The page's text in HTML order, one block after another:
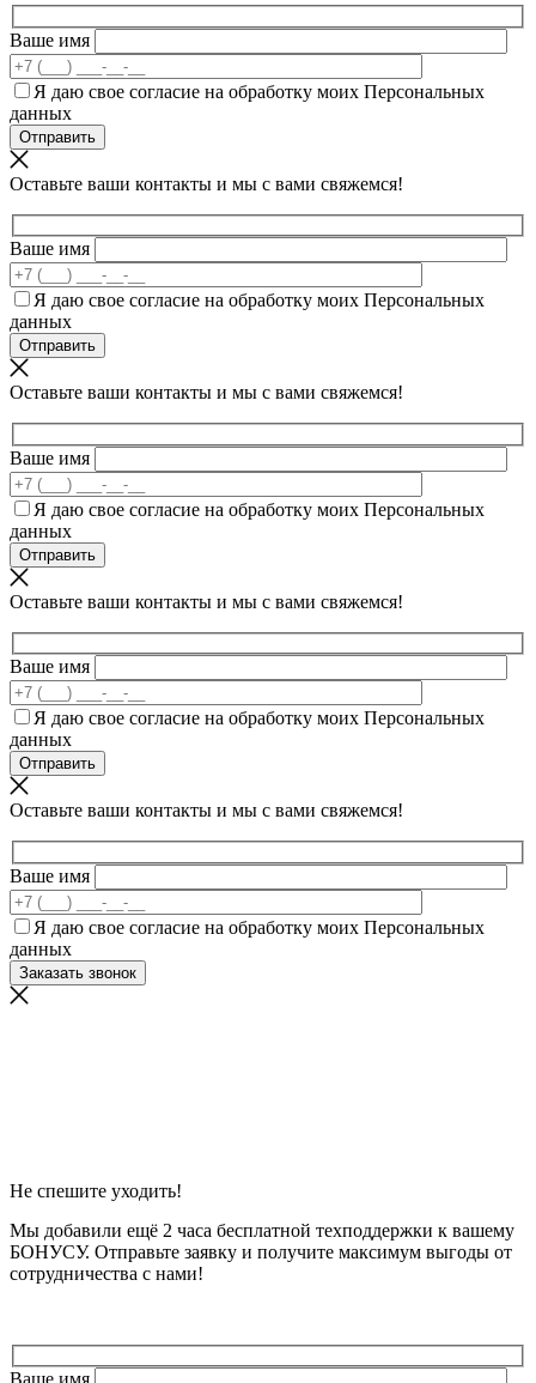
Ваше имя
Я даю свое согласие на обработку моих Персональных
данных
Оставьте ваши контакты и мы с вами свяжемся!
Ваше имя
Я даю свое согласие на обработку моих Персональных
данных
Оставьте ваши контакты и мы с вами свяжемся!
Ваше имя
Я даю свое согласие на обработку моих Персональных
данных
Оставьте ваши контакты и мы с вами свяжемся!
Ваше имя
Я даю свое согласие на обработку моих Персональных
данных
Оставьте ваши контакты и мы с вами свяжемся!
Ваше имя
Я даю свое согласие на обработку моих Персональных
данных
Не спешите уходить!
Мы добавили ещё 2 часа бесплатной техподдержки к вашему
БОНУСУ. Отправьте заявку и получите максимум выгоды от
сотрудничества с нами!